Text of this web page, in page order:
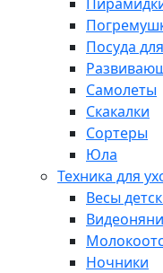
Посуда
Самолеты
Скакалки
Сортеры
Юла
Техника для
Весы
Видеоняни
Ночники